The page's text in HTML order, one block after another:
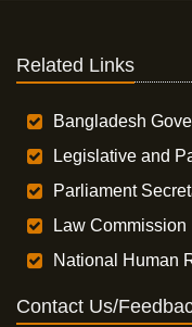
Related Links
Bangladesh
Legislative and
Parliament
Law Commission
National Human
Contact Us/